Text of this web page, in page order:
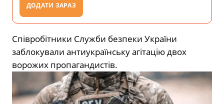
ДОДАТИ ЗАРАЗ
Співробітники Служби безпеки України
заблокували антиукраїнську агітацію двох
ворожих пропагандистів.